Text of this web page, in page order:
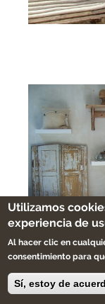
Utilizamos
experiencia de
Al hacer clic en
consentimiento para
Sí, estoy de